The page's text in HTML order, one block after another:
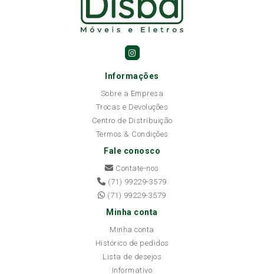
Informações
Sobre a Empresa
Trocas e Devoluções
Centro de Distribuição
Termos & Condições
Fale conosco
Contate-nos
(71) 99229-3579
(71) 99229-3579
Minha conta
Minha conta
Histórico de pedidos
Lista de desejos
Informativo